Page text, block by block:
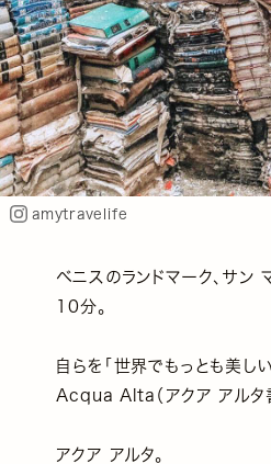
amytravelife
ベニスのランドマーク、サン
10分。
自らを「世界でもっとも美
Acqua Alta（アクア アルタ書
アクア アルタ。